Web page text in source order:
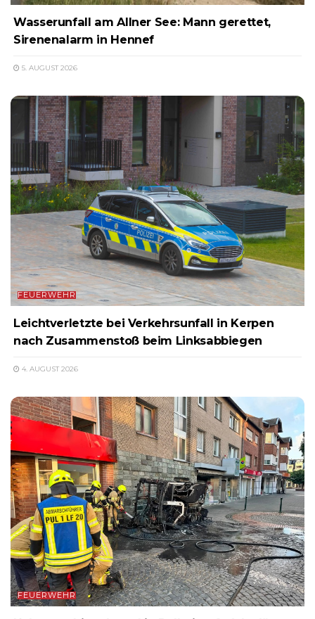
Wasserunfall am Allner See: Mann gerettet,
Sirenenalarm in Hennef
5. AUGUST 2026
FEUERWEHR
Leichtverletzte bei Verkehrsunfall in Kerpen
nach Zusammenstoß beim Linksabbiegen
4. AUGUST 2026
FEUERWEHR